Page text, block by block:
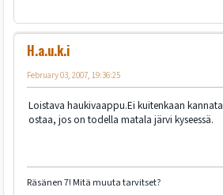
H.a.u.k.i
February 03, 2007, 19:36:25
Loistava haukivaappu.Ei kuitenkaan kannata
ostaa, jos on todella matala järvi kyseessä.
Räsänen 7! Mitä muuta tarvitset?